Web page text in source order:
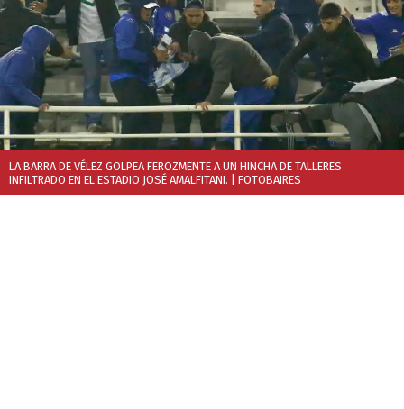
LA BARRA DE VÉLEZ GOLPEA FEROZMENTE A UN HINCHA DE TALLERES
INFILTRADO EN EL ESTADIO JOSÉ AMALFITANI. | FOTOBAIRES